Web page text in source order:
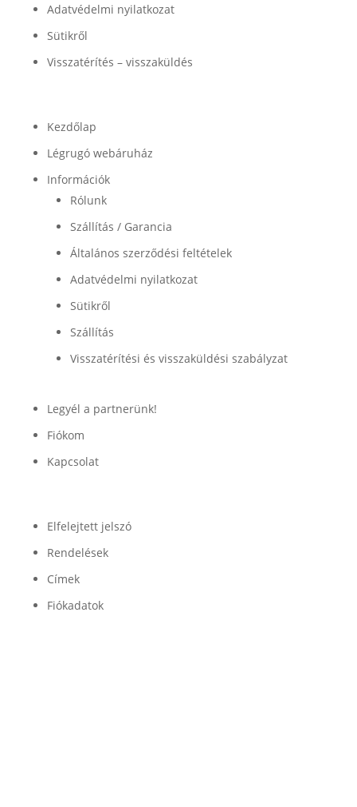
Adatvédelmi nyilatkozat
Sütikről
Visszatérítés – visszaküldés
Kezdőlap
Légrugó webáruház
Információk
Rólunk
Szállítás / Garancia
Általános szerződési feltételek
Adatvédelmi nyilatkozat
Sütikről
Szállítás
Visszatérítési és visszaküldési szabályzat
Legyél a partnerünk!
Fiókom
Kapcsolat
Elfelejtett jelszó
Rendelések
Címek
Fiókadatok